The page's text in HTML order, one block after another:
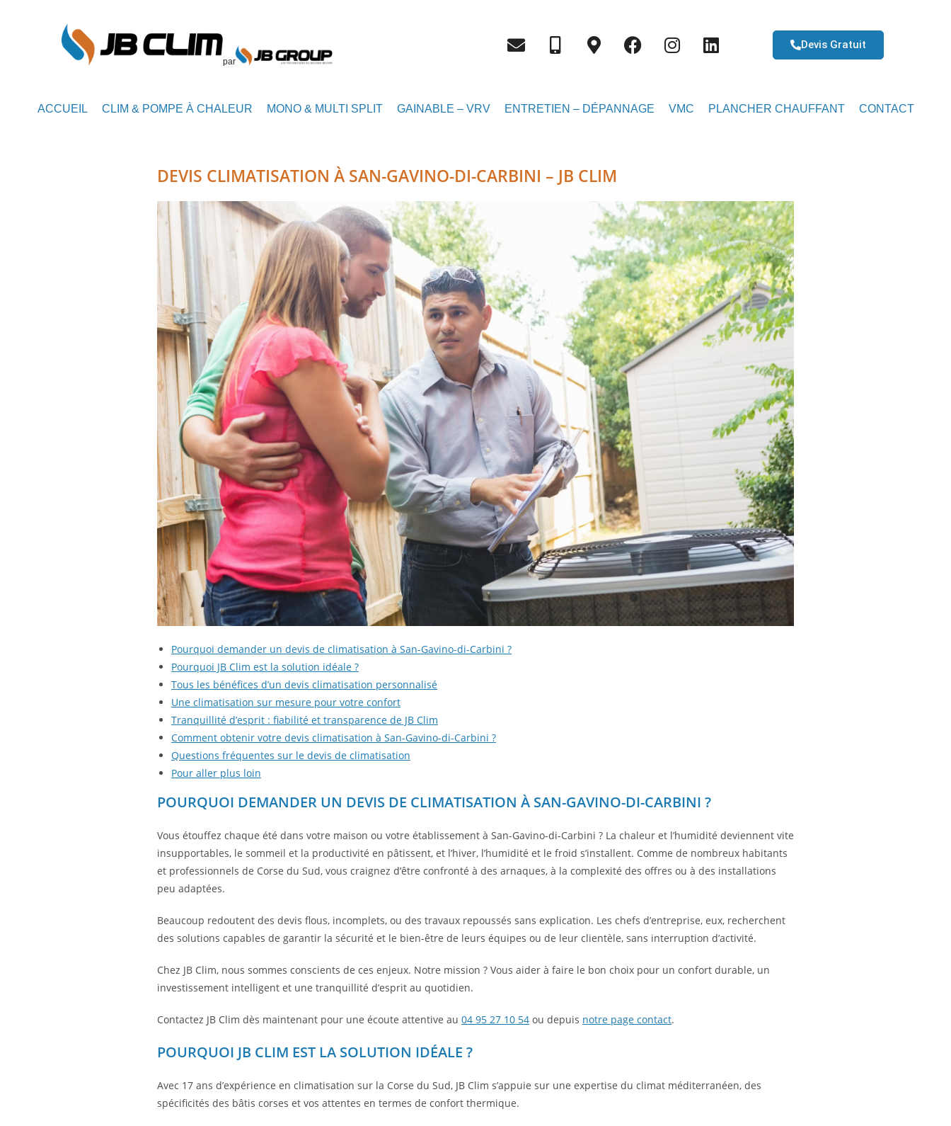
par
Devis Gratuit
ACCUEIL CLIM & POMPE À CHALEUR MONO & MULTI SPLIT GAINABLE – VRV ENTRETIEN – DÉPANNAGE VMC PLANCHER CHAUFFANT CONTACT
DEVIS CLIMATISATION À SAN-GAVINO-DI-CARBINI – JB CLIM
Pourquoi demander un devis de climatisation à San-Gavino-di-Carbini ?
Pourquoi JB Clim est la solution idéale ?
Tous les bénéfices d’un devis climatisation personnalisé
Une climatisation sur mesure pour votre confort
Tranquillité d’esprit : fiabilité et transparence de JB Clim
Comment obtenir votre devis climatisation à San-Gavino-di-Carbini ?
Questions fréquentes sur le devis de climatisation
Pour aller plus loin
POURQUOI DEMANDER UN DEVIS DE CLIMATISATION À SAN-GAVINO-DI-CARBINI ?
Vous étouffez chaque été dans votre maison ou votre établissement à San-Gavino-di-Carbini ? La chaleur et l’humidité deviennent vite
insupportables, le sommeil et la productivité en pâtissent, et l’hiver, l’humidité et le froid s’installent. Comme de nombreux habitants
et professionnels de Corse du Sud, vous craignez d’être confronté à des arnaques, à la complexité des offres ou à des installations
peu adaptées.
Beaucoup redoutent des devis flous, incomplets, ou des travaux repoussés sans explication. Les chefs d’entreprise, eux, recherchent
des solutions capables de garantir la sécurité et le bien-être de leurs équipes ou de leur clientèle, sans interruption d’activité.
Chez JB Clim, nous sommes conscients de ces enjeux. Notre mission ? Vous aider à faire le bon choix pour un confort durable, un
investissement intelligent et une tranquillité d’esprit au quotidien.
Contactez JB Clim dès maintenant pour une écoute attentive au 04 95 27 10 54 ou depuis notre page contact.
POURQUOI JB CLIM EST LA SOLUTION IDÉALE ?
Avec 17 ans d’expérience en climatisation sur la Corse du Sud, JB Clim s’appuie sur une expertise du climat méditerranéen, des
spécificités des bâtis corses et vos attentes en termes de confort thermique.